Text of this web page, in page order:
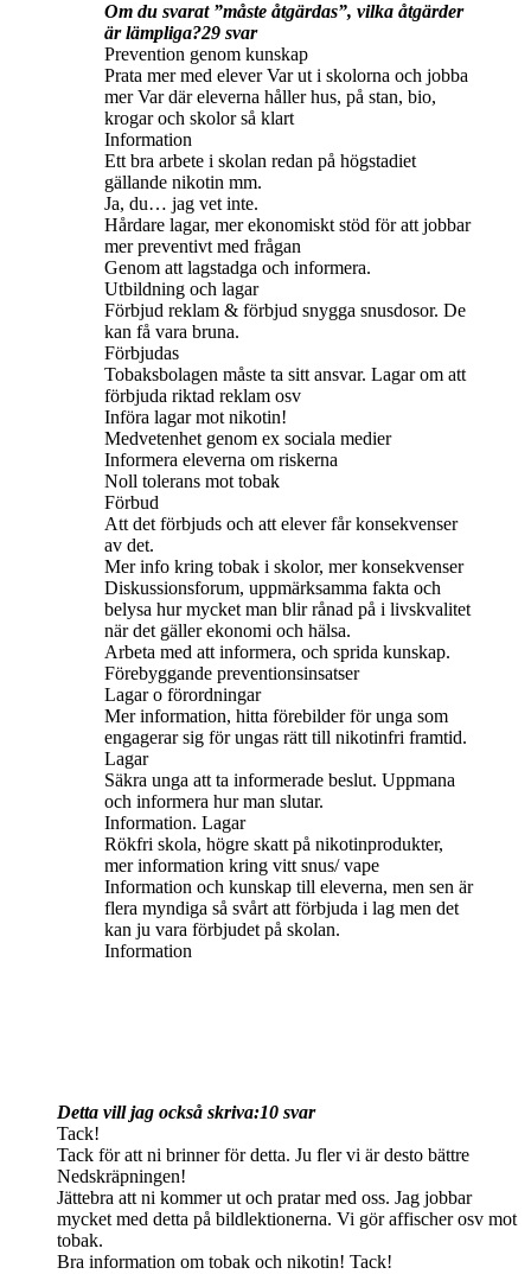
Om du svarat ”måste åtgärdas”, vilka åtgärder
är lämpliga?29 svar
Prevention genom kunskap
Prata mer med elever Var ut i skolorna och jobba
mer Var där eleverna håller hus, på stan, bio,
krogar och skolor så klart
Information
Ett bra arbete i skolan redan på högstadiet
gällande nikotin mm.
Ja, du… jag vet inte.
Hårdare lagar, mer ekonomiskt stöd för att jobbar
mer preventivt med frågan
Genom att lagstadga och informera.
Utbildning och lagar
Förbjud reklam & förbjud snygga snusdosor. De
kan få vara bruna.
Förbjudas
Tobaksbolagen måste ta sitt ansvar. Lagar om att
förbjuda riktad reklam osv
Införa lagar mot nikotin!
Medvetenhet genom ex sociala medier
Informera eleverna om riskerna
Noll tolerans mot tobak
Förbud
Att det förbjuds och att elever får konsekvenser
av det.
Mer info kring tobak i skolor, mer konsekvenser
Diskussionsforum, uppmärksamma fakta och
belysa hur mycket man blir rånad på i livskvalitet
när det gäller ekonomi och hälsa.
Arbeta med att informera, och sprida kunskap.
Förebyggande preventionsinsatser
Lagar o förordningar
Mer information, hitta förebilder för unga som
engagerar sig för ungas rätt till nikotinfri framtid.
Lagar
Säkra unga att ta informerade beslut. Uppmana
och informera hur man slutar.
Information. Lagar
Rökfri skola, högre skatt på nikotinprodukter,
mer information kring vitt snus/ vape
Information och kunskap till eleverna, men sen är
flera myndiga så svårt att förbjuda i lag men det
kan ju vara förbjudet på skolan.
Information
Detta vill jag också skriva:10 svar
Tack!
Tack för att ni brinner för detta. Ju fler vi är desto bättre
Nedskräpningen!
Jättebra att ni kommer ut och pratar med oss. Jag jobbar
mycket med detta på bildlektionerna. Vi gör affischer osv mot
tobak.
Bra information om tobak och nikotin! Tack!